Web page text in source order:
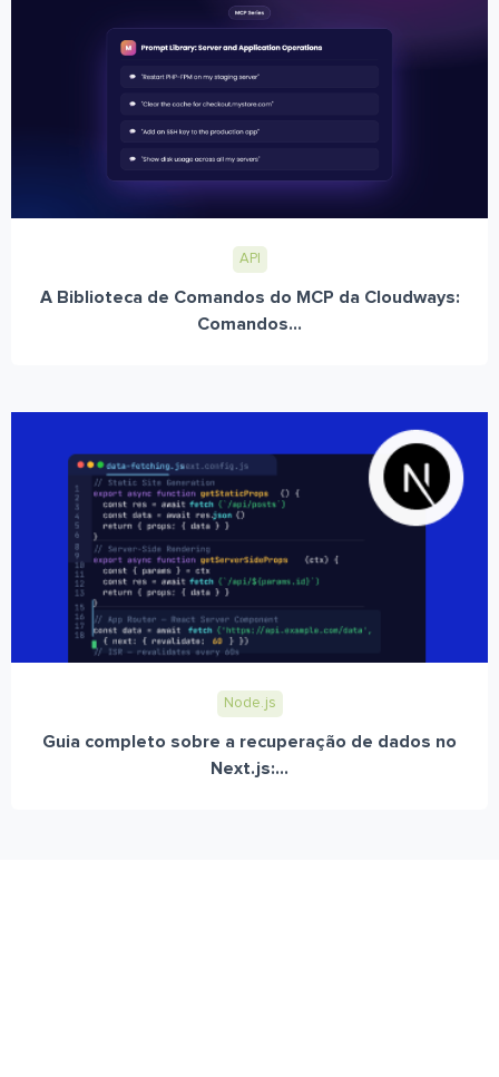
API
A Biblioteca de Comandos do MCP da Cloudways:
Comandos...
Node.js
Guia completo sobre a recuperação de dados no
Next.js:...